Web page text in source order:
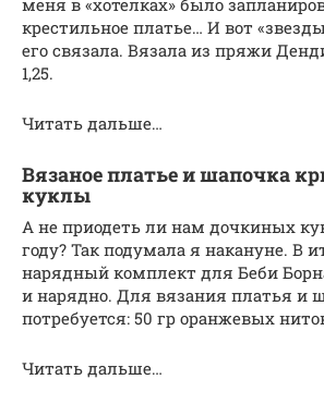
крестильное платье… И вот
его связала. Вязала из пряжи
1,25.
Читать дальше…
Вязаное платье и шапочка
куклы
А не приодеть ли нам дочкиных
году? Так подумала я накануне. В
нарядный комплект для Беби
и нарядно. Для вязания платья и
потребуется: 50 гр оранжевых
Читать дальше…